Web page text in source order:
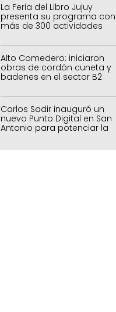
La Feria del Libro Jujuy
presenta su programa con
más de 300 actividades
Alto Comedero: iniciaron
obras de cordón cuneta y
badenes en el sector B2
Carlos Sadir inauguró un
nuevo Punto Digital en San
Antonio para potenciar la
inclusión tecnológica